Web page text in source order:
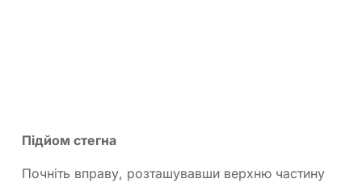
Підйом стегна
Почніть вправу, розташувавши верхню частину